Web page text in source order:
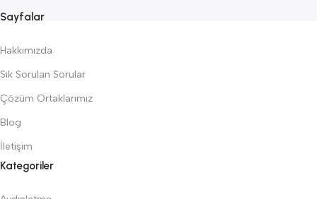
Sayfalar
Hakkımızda
Sık Sorulan Sorular
Çözüm Ortaklarımız
Blog
İletişim
Kategoriler